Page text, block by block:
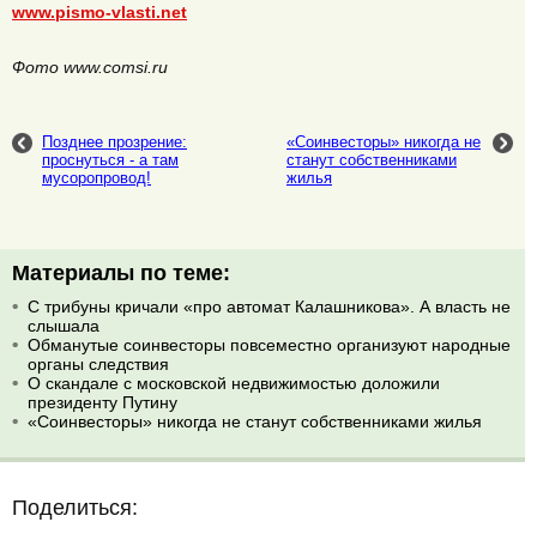
www.pismo-vlasti.net
Фото www.comsi.ru
Позднее прозрение:
проснуться - а там
мусоропровод!
«Соинвесторы» никогда не
станут собственниками
жилья
Материалы по теме:
С трибуны кричали «про автомат Калашникова». А власть не
слышала
Обманутые соинвесторы повсеместно организуют народные
органы следствия
О скандале с московской недвижимостью доложили
президенту Путину
«Соинвесторы» никогда не станут собственниками жилья
Поделиться: